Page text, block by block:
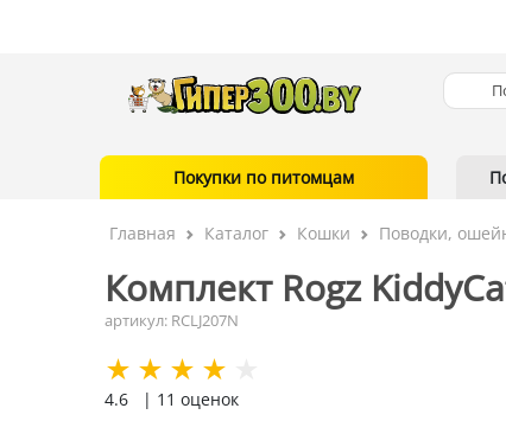
Покупки по питомцам
Главная Каталог Кошки Поводки,
Комплект Rogz
артикул: RCLJ207N
4.6 | 11 оценок